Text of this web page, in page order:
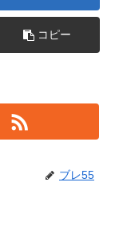
コピー
ブレ55